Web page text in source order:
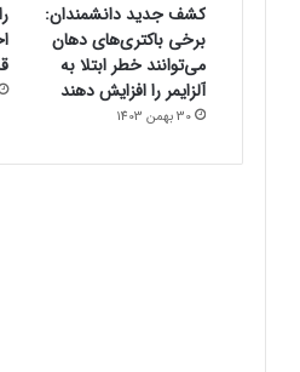
کشف جدید دانشمندان:
برخی باکتری‌های دهان
می‌توانند خطر ابتلا به
آلزایمر را افزایش دهند
30 بهمن 1403